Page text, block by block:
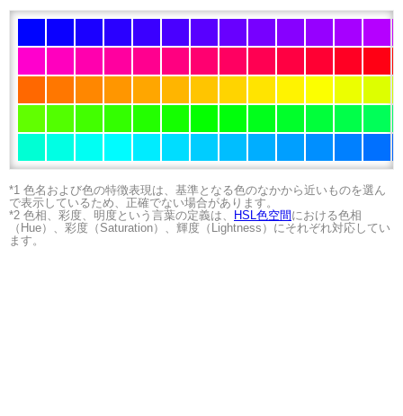
*1 色名および色の特徴表現は、基準となる色のなかから近いものを選ん
で表示しているため、正確でない場合があります。
*2 色相、彩度、明度という言葉の定義は、
HSL色空間 における色相
（Hue）、彩度（Saturation）、輝度（Lightness）にそれぞれ対応してい
ます。